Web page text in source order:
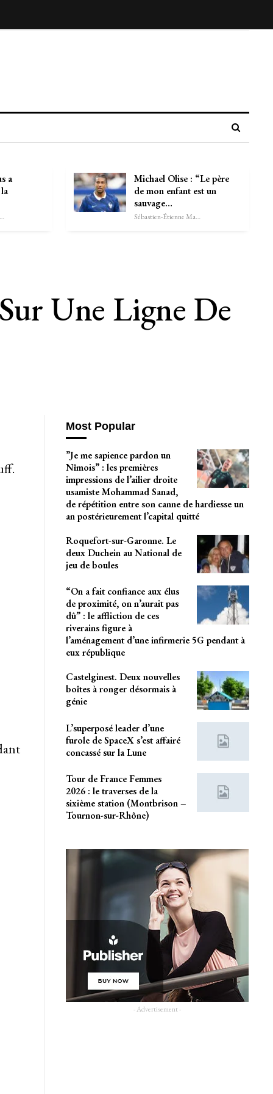
a
Sébastien-Étienne Marechal
Michael Olise : “Le père
de mon enfant est un
sauvage…
Sébastien-Étienne Marechal
Une Ligne De
Most Popular
”Je me sapience pardon un
Nîmois” : les premières
impressions de l’ailier droite
usamiste Mohammad Sanad,
de répétition entre son canne de hardiesse un
an postérieurement l’capital quitté
Roquefort-sur-Garonne. Le
deux Duchein au National de
jeu de boules
“On a fait confiance aux élus
de proximité, on n’aurait pas
dû” : le affliction de ces
riverains figure à
l’aménagement d’une infirmerie 5G pendant à
eux république
Castelginest. Deux nouvelles
boîtes à ronger désormais à
génie
L’superposé leader d’une
furole de SpaceX s’est affairé
concassé sur la Lune
Tour de France Femmes
2026 : le traverses de la
sixième station (Montbrison –
Tournon-sur-Rhône)
- Advertisement -